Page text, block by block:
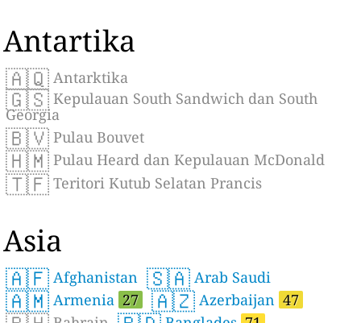
Antartika
🇦🇶 Antarktika
🇬🇸 Kepulauan South Sandwich dan South
Georgia
🇧🇻 Pulau Bouvet
🇭🇲 Pulau Heard dan Kepulauan McDonald
🇹🇫 Teritori Kutub Selatan Prancis
Asia
🇦🇫 Afghanistan 🇸🇦 Arab Saudi
🇦🇲 Armenia 27 🇦🇿 Azerbaijan 47